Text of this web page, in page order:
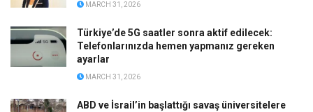
MARCH 31, 2026
Türkiye’de 5G saatler sonra aktif edilecek:
Telefonlarınızda hemen yapmanız gereken
ayarlar
MARCH 31, 2026
ABD ve İsrail’in başlattığı savaş üniversitelere